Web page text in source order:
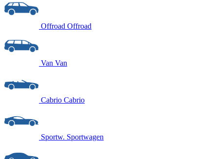
Offroad Offroad
Van Van
Cabrio Cabrio
Sportw. Sportwagen